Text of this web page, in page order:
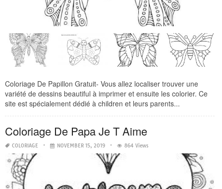
Coloriage De Papillon Gratuit- Vous allez localiser trouver une
variété de dessins beautiful à imprimer et ensuite les colorier. Ce
site est spécialement dédié à children et leurs parents...
Coloriage De Papa Je T Aime
COLORIAGE NOVEMBER 15, 2019 864 Views